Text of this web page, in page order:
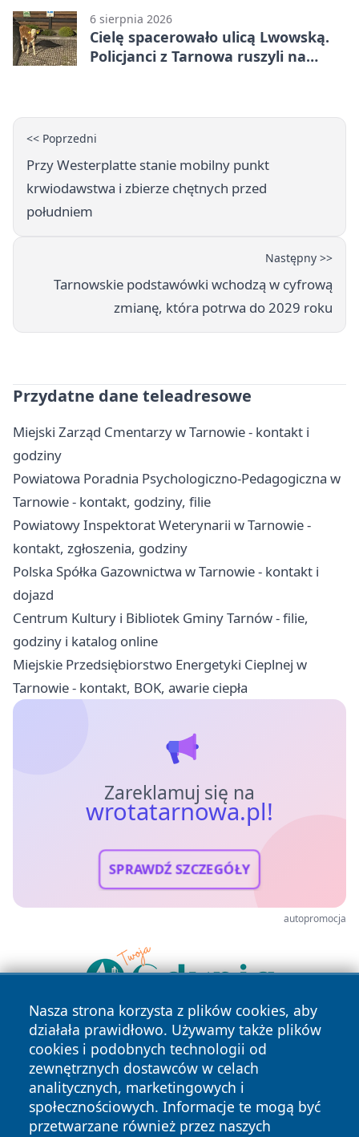
6 sierpnia 2026
Cielę spacerowało ulicą Lwowską.
Policjanci z Tarnowa ruszyli na
<< Poprzedni
Przy Westerplatte stanie mobilny punkt
krwiodawstwa i zbierze chętnych przed
południem
Następny >>
Tarnowskie podstawówki wchodzą w cyfrową
zmianę, która potrwa do 2029 roku
Przydatne dane teleadresowe
Miejski Zarząd Cmentarzy w Tarnowie - kontakt i
godziny
Powiatowa Poradnia Psychologiczno-Pedagogiczna w
Tarnowie - kontakt, godziny, filie
Powiatowy Inspektorat Weterynarii w Tarnowie -
kontakt, zgłoszenia, godziny
Polska Spółka Gazownictwa w Tarnowie - kontakt i
dojazd
Centrum Kultury i Bibliotek Gminy Tarnów - filie,
godziny i katalog online
Miejskie Przedsiębiorstwo Energetyki Cieplnej w
Tarnowie - kontakt, BOK, awarie ciepła
Zareklamuj się na
wrotatarnowa.pl!
SPRAWDŹ SZCZEGÓŁY
autopromocja
Nasza strona korzysta z plików cookies, aby
działała prawidłowo. Używamy także plików
cookies i podobnych technologii od
zewnętrznych dostawców w celach
analitycznych, marketingowych i
społecznościowych. Informacje te mogą być
przetwarzane również przez naszych